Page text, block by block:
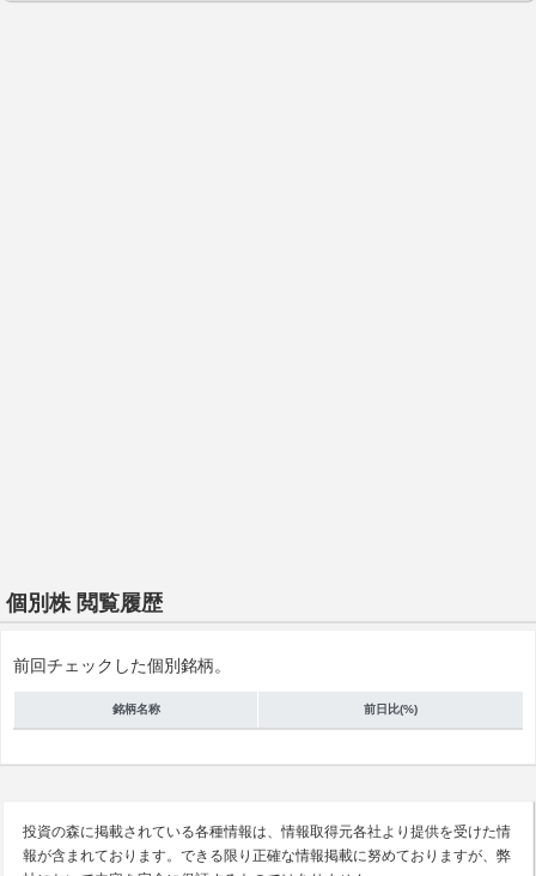
個別株 閲覧履歴
前回チェックした個別銘柄。
銘柄名称 前日比(%)
投資の森に掲載されている各種情報は、情報取得元各社より提供を受けた情
報が含まれております。できる限り正確な情報掲載に努めておりますが、弊